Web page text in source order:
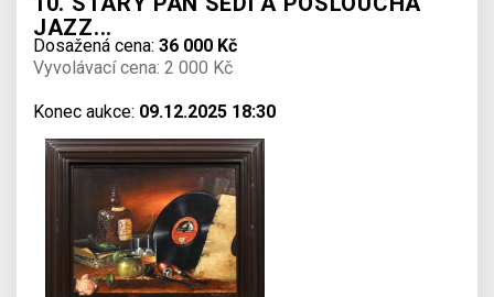
JAZZ...
Dosažená cena: 36 000 Kč
Vyvolávací cena: 2 000 Kč
Konec aukce: 09.12.2025 18:30